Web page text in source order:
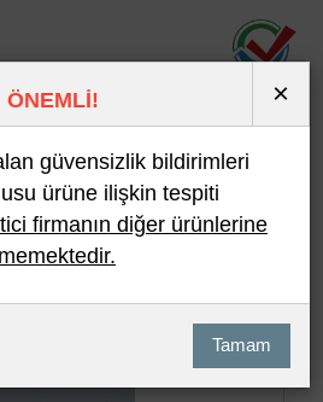
En Çok İncelenen
ÖNEMLİ! ×
güvensizlik bildirimleri
ürüne ilişkin tespiti
firmanın diğer ürünlerine
Tamam